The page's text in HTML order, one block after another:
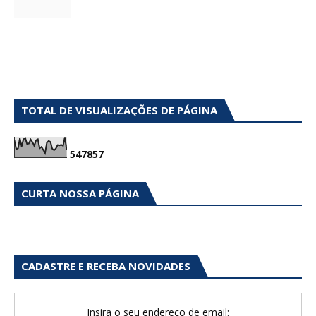
TOTAL DE VISUALIZAÇÕES DE PÁGINA
547857
CURTA NOSSA PÁGINA
CADASTRE E RECEBA NOVIDADES
Insira o seu endereço de email: